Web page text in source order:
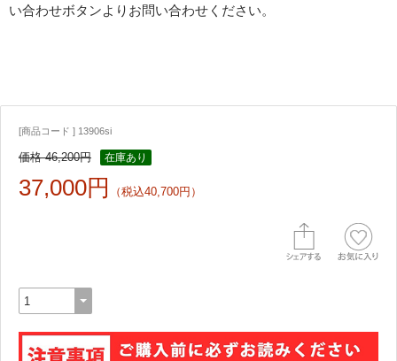
い合わせボタンよりお問い合わせください。
[商品コード ] 13906si
価格 46,200円 在庫あり
37,000円 （税込40,700円）